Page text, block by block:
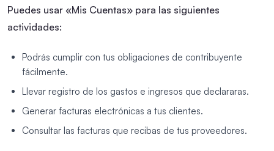
Puedes usar «Mis Cuentas» para las siguientes
actividades:
Podrás cumplir con tus obligaciones de contribuyente
fácilmente.
Llevar registro de los gastos e ingresos que declararas.
Generar facturas electrónicas a tus clientes.
Consultar las facturas que recibas de tus proveedores.